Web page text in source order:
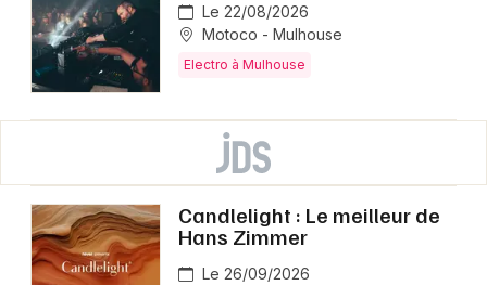
Le 22/08/2026
Motoco - Mulhouse
Electro à Mulhouse
Candlelight : Le meilleur de
Hans Zimmer
Le 26/09/2026